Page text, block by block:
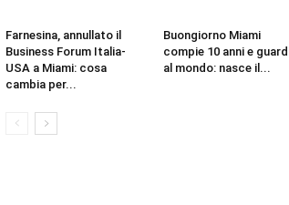
Farnesina, annullato il
Business Forum Italia-
USA a Miami: cosa
cambia per...
Buongiorno Miami
compie 10 anni e
al mondo: nasce il...